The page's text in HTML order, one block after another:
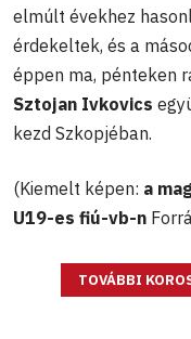
elmúlt évekhez
érdekeltek, és a
éppen ma, pénteken
Sztojan Ivkovics
kezd Szkopjéban.
(Kiemelt képen: a
U19-es fiú-vb-n
TOVÁBBI